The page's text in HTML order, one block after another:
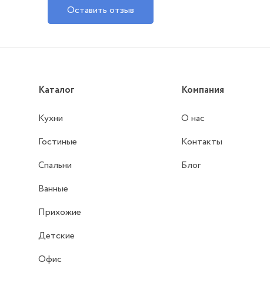
Оставить отзыв
Каталог
Кухни
Гостиные
Спальни
Ванные
Прихожие
Детские
Офис
Компания
О нас
Контакты
Блог